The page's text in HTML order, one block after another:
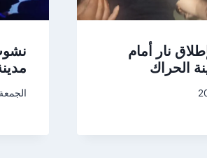
نار أمام
الحراك
الجمعة 2026/02/27